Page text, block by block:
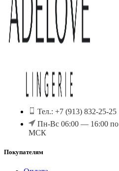
Тел.: +7 (913) 832-25-25
Пн-Вс 06:00 — 16:00 по
МСК
Покупателям